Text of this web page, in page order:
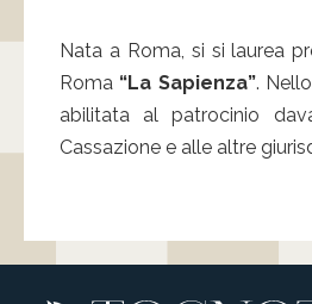
Nata a Roma, si si laurea
Roma “La Sapienza”.
abilitata al patrocinio
Cassazione e alle altre